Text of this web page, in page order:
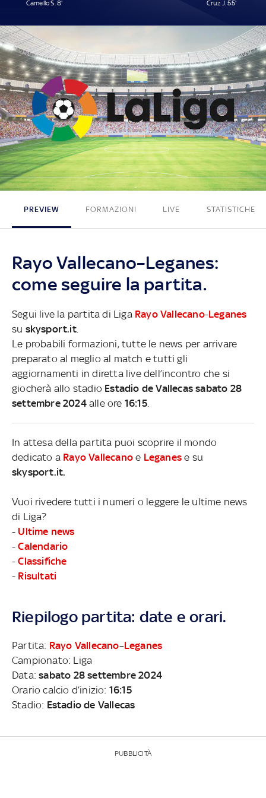
Camello S. 8' Cruz J. 55'
1 - 1
PREVIEW FORMAZIONI LIVE STATISTICHE
Rayo Vallecano–Leganes:
come seguire la partita.
Segui live la partita di Liga Rayo Vallecano-Leganes
su skysport.it.
Le probabili formazioni, tutte le news per arrivare
preparato al meglio al match e tutti gli
aggiornamenti in diretta live dell’incontro che si
giocherà allo stadio Estadio de Vallecas sabato 28
settembre 2024alle ore 16:15.
In attesa della partita puoi scoprire il mondo
dedicato a Rayo Vallecano e Leganes e su
skysport.it.
Vuoi rivedere tutti i numeri o leggere le ultime news
di Liga?
- Ultime news
-Calendario
-Classifiche
- Risultati
Riepilogo partita: date e orari.
Partita: Rayo Vallecano–Leganes
Campionato: Liga
Data:sabato 28 settembre 2024
Orario calcio d’inizio: 16:15
Stadio: Estadio de Vallecas
PUBBLICITÀ